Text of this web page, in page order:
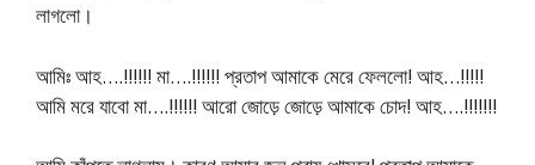
লাগলো।
আমিঃ আহ….!!!!!! মা….!!!!!! প্রতাপ আমাকে মেরে ফেললো! আহ…!!!!!
আমি মরে যাবো মা….!!!!!! আরো জোড়ে জোড়ে আমাকে চোদ! আহ….!!!!!!!